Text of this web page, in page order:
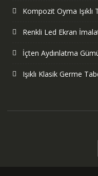
Kompozit Oyma Işıklı
Renkli Led Ekran
İçten Aydınlatma
Işıklı Klasik Germe